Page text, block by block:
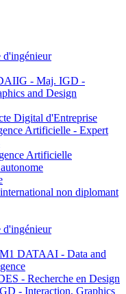
- Maj. IGD -
and Design
Digital d'Entreprise
Artificielle - Expert
Artificielle
non diplomant
DATAAI - Data and
- Recherche en Design
- Interaction, Graphics